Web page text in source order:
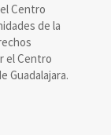
Centro
de la
el Centro
Guadalajara.